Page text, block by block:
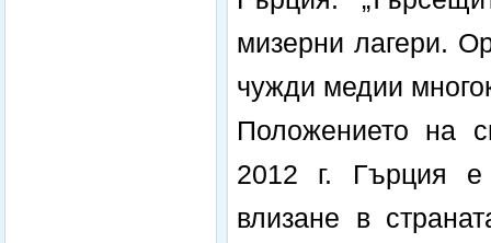
мизерни лагери.
чужди медии
Положението на
2012 г. Гърция е
влизане в